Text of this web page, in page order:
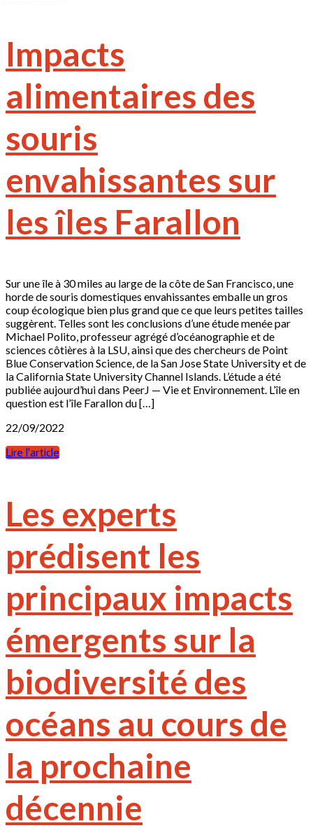
Impacts
alimentaires des
souris
envahissantes sur
les îles Farallon
Sur une île à 30 miles au large de la côte de San Francisco, une
horde de souris domestiques envahissantes emballe un gros
coup écologique bien plus grand que ce que leurs petites tailles
suggèrent. Telles sont les conclusions d’une étude menée par
Michael Polito, professeur agrégé d’océanographie et de
sciences côtières à la LSU, ainsi que des chercheurs de Point
Blue Conservation Science, de la San Jose State University et de
la California State University Channel Islands. L’étude a été
publiée aujourd’hui dans PeerJ — Vie et Environnement. L’île en
question est l’île Farallon du […]
22/09/2022
Lire l'article
Les experts
prédisent les
principaux impacts
émergents sur la
biodiversité des
océans au cours de
la prochaine
décennie